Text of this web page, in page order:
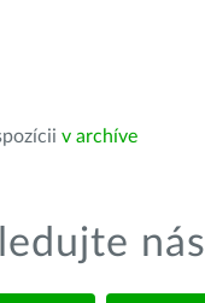
v archíve
nás